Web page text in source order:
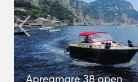
Apreamare 38 open